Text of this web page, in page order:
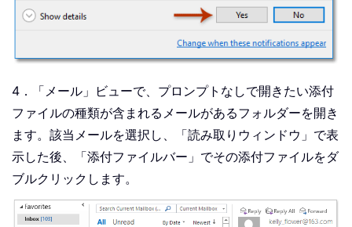
4．「メール」ビューで、プロンプトなしで開きたい添付
ファイルの種類が含まれるメールがあるフォルダーを開き
ます。該当メールを選択し、「読み取りウィンドウ」で表
示した後、「添付ファイルバー」でその添付ファイルをダ
ブルクリックします。